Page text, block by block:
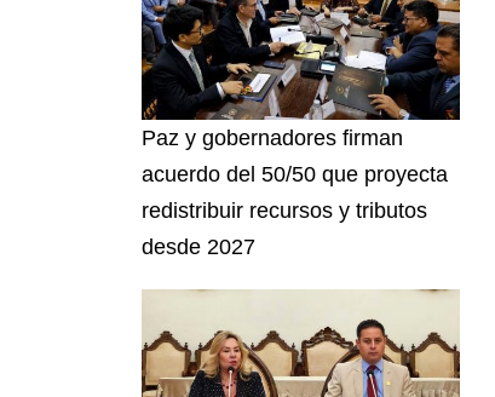
Paz y gobernadores firman
acuerdo del 50/50 que proyecta
redistribuir recursos y tributos
desde 2027